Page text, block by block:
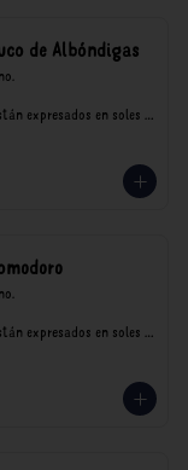
de Albóndigas
expresados en soles e
expresados en soles e